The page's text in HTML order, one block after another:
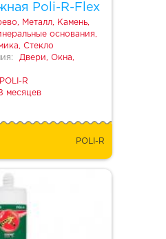
Poli-R-Flex
Металл, Камень,
основания,
Стекло
Двери, Окна,
POLI-R
месяцев
POLI-R